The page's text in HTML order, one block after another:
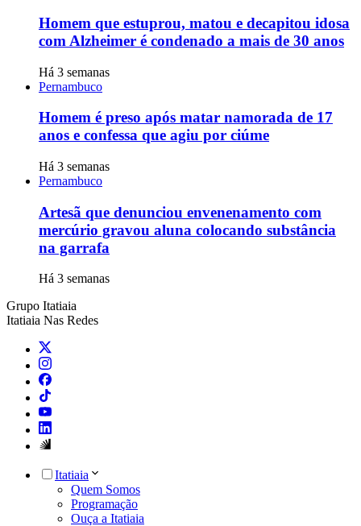
Homem que estuprou, matou e decapitou idosa
com Alzheimer é condenado a mais de 30 anos
Há 3 semanas
Pernambuco
Homem é preso após matar namorada de 17
anos e confessa que agiu por ciúme
Há 3 semanas
Pernambuco
Artesã que denunciou envenenamento com
mercúrio gravou aluna colocando substância
na garrafa
Há 3 semanas
Grupo Itatiaia
Itatiaia Nas Redes
Itatiaia
Quem Somos
Programação
Ouça a Itatiaia